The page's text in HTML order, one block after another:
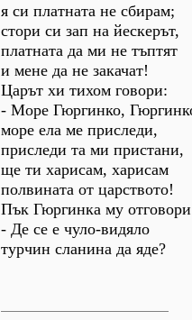
я си платната не сбирам;
стори си зап на йескерът,
платната да ми не тъптят
и мене да не закачат!
Царът хи тихом говори:
- Море Гюргинко,
море ела ме приследи,
приследи та ми пристани,
ще ти харисам, харисам
полвината от царството!
Пък Гюргинка му
- Де се е чуло-видяло
турчин сланина да яде?